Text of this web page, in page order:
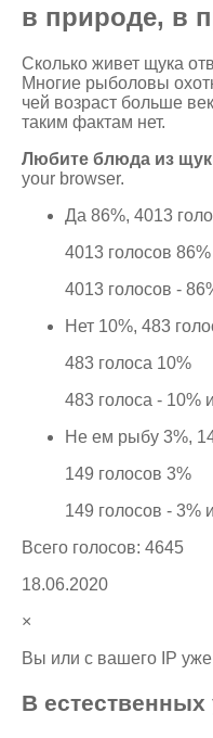
в природе, в
Сколько живет щука
Многие рыболовы
чей возраст больше
таким фактам нет.
Любите блюда из
your browser.
Да 86%, 4013
4013 голосов 86%
4013 голосов -
Нет 10%, 483
483 голоса 10%
483 голоса - 10%
Не ем рыбу 3%,
149 голосов 3%
149 голосов - 3%
Всего голосов: 4645
18.06.2020
×
Вы или с вашего IP уже
В естественных